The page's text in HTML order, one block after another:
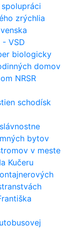
zrýchlia
VSD
biologicky
domov
NRSR
schodísk
bytov
v meste
Kučeru